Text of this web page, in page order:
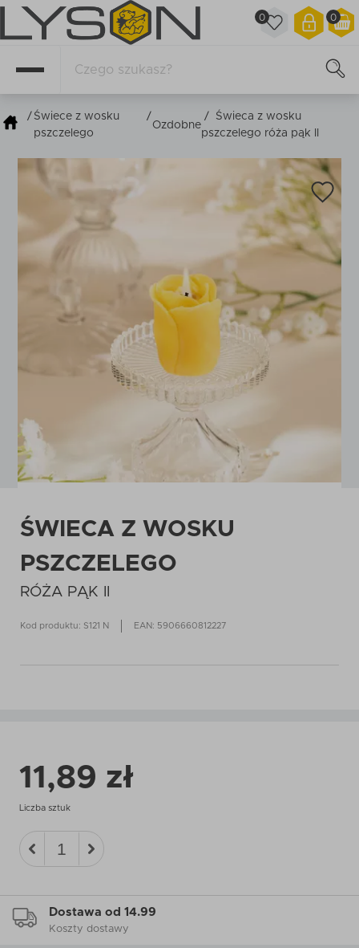
0
0
/ Świece z wosku
pszczelego
/
Ozdobne
/ Świeca z wosku
pszczelego róża pąk II
ŚWIECA Z WOSKU
PSZCZELEGO
RÓŻA PĄK II
Kod produktu: S121 N EAN: 5906660812227
11,89 zł
Liczba sztuk
Dostawa od 14.99
Koszty dostawy